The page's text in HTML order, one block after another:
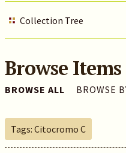
Collection Tree
Browse
BROWSE ALL BROWSE
Tags: Citocromo C